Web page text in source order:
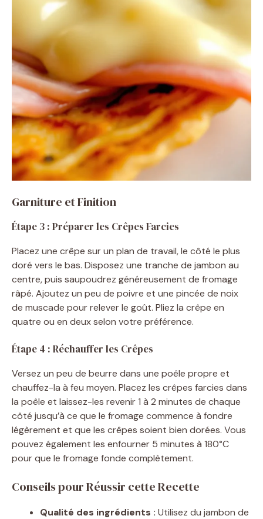
Garniture et Finition
Étape 3 : Préparer les Crêpes Farcies
Placez une crêpe sur un plan de travail, le côté le plus
doré vers le bas. Disposez une tranche de jambon au
centre, puis saupoudrez généreusement de fromage
râpé. Ajoutez un peu de poivre et une pincée de noix
de muscade pour relever le goût. Pliez la crêpe en
quatre ou en deux selon votre préférence.
Étape 4 : Réchauffer les Crêpes
Versez un peu de beurre dans une poêle propre et
chauffez-la à feu moyen. Placez les crêpes farcies dans
la poêle et laissez-les revenir 1 à 2 minutes de chaque
côté jusqu’à ce que le fromage commence à fondre
légèrement et que les crêpes soient bien dorées. Vous
pouvez également les enfourner 5 minutes à 180°C
pour que le fromage fonde complètement.
Conseils pour Réussir cette Recette
Qualité des ingrédients : Utilisez du jambon de